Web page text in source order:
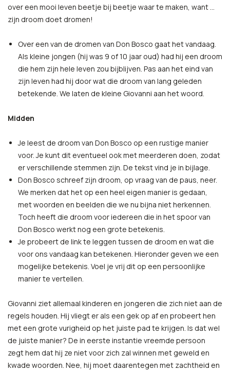
over een mooi leven beetje bij beetje waar te maken, want …
zijn droom doet dromen!
Over een van de dromen van Don Bosco gaat het vandaag.
Als kleine jongen (hij was 9 of 10 jaar oud) had hij een droom
die hem zijn hele leven zou bijblijven. Pas aan het eind van
zijn leven had hij door wat die droom van lang geleden
betekende. We laten de kleine Giovanni aan het woord.
Midden
Je leest de droom van Don Bosco op een rustige manier
voor. Je kunt dit eventueel ook met meerderen doen, zodat
er verschillende stemmen zijn. De tekst vind je in bijlage.
Don Bosco schreef zijn droom, op vraag van de paus, neer.
We merken dat het op een heel eigen manier is gedaan,
met woorden en beelden die we nu bijna niet herkennen.
Toch heeft die droom voor iedereen die in het spoor van
Don Bosco werkt nog een grote betekenis.
Je probeert de link te leggen tussen de droom en wat die
voor ons vandaag kan betekenen. Hieronder geven we een
mogelijke betekenis. Voel je vrij dit op een persoonlijke
manier te vertellen.
Giovanni ziet allemaal kinderen en jongeren die zich niet aan de
regels houden. Hij vliegt er als een gek op af en probeert hen
met een grote vurigheid op het juiste pad te krijgen. Is dat wel
de juiste manier? De in eerste instantie vreemde persoon
zegt hem dat hij ze niet voor zich zal winnen met geweld en
kwade woorden. Nee, hij moet daarentegen met zachtheid en